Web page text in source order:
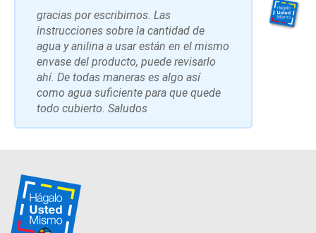
gracias por escribirnos. Las
instrucciones sobre la cantidad de
agua y anilina a usar están en el mismo
envase del producto, puede revisarlo
ahí. De todas maneras es algo así
como agua suficiente para que quede
todo cubierto. Saludos